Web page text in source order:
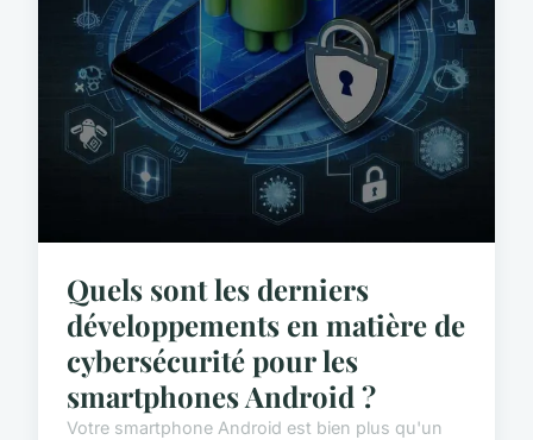
Quels sont les derniers
développements en matière de
cybersécurité pour les
smartphones Android ?
Votre smartphone Android est bien plus qu'un